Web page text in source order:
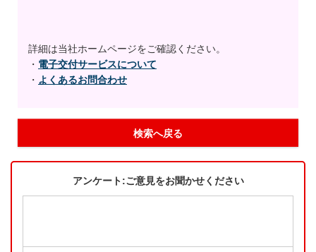
詳細は当社ホームページをご確認ください。
・ 電子交付サービスについて
・ よくあるお問合わせ
検索へ戻る
アンケート:ご意見をお聞かせください